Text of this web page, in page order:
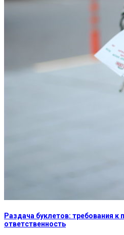
Раздача буклетов: требования к
ответственность